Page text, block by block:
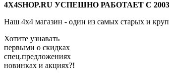
4X4SHOP.RU УСПЕШНО РАБОТАЕТ С
Наш 4x4 магазин - один из самых старых и
Хотите узнавать
первыми о скидках
спец.предложениях
новинках и акциях?!